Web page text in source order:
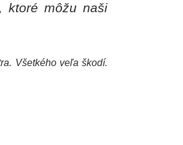
ktoré môžu naši
Všetkého veľa škodí.